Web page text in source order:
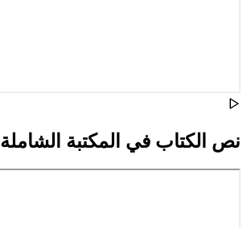
نص الكتاب في المكتبة الشاملة